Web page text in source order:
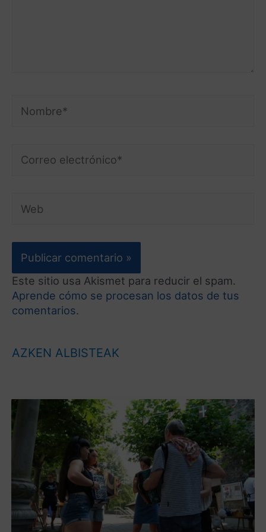
Este sitio usa Akismet para reducir el spam.
Aprende cómo se procesan los datos de tus
comentarios.
AZKEN ALBISTEAK